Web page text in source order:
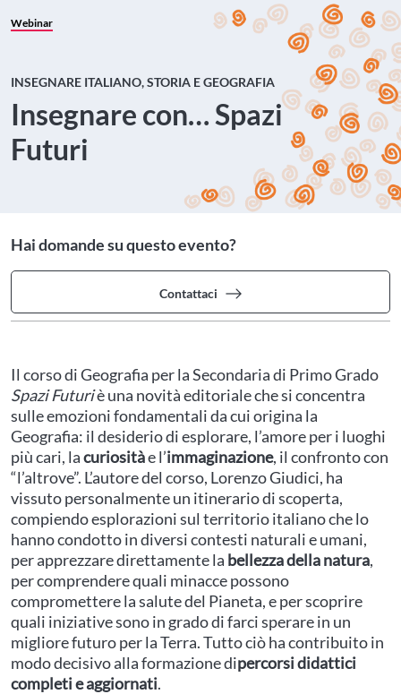
Webinar
INSEGNARE ITALIANO, STORIA E GEOGRAFIA
Insegnare con… Spazi
Futuri
Hai domande su questo evento?
Contattaci
Il corso di Geografia per la Secondaria di Primo Grado
Spazi Futuriè una novità editoriale che si concentra
sulle emozioni fondamentali da cui origina la
Geografia: il desiderio di esplorare, l’amore per i luoghi
più cari, lacuriositàe l’immaginazione, il confronto con
“l’altrove”. L’autore del corso, Lorenzo Giudici, ha
vissuto personalmente un itinerario di scoperta,
compiendo esplorazioni sul territorio italiano che lo
hanno condotto in diversi contesti naturali e umani,
per apprezzare direttamente la bellezza della natura,
per comprendere quali minacce possono
compromettere la salute del Pianeta, e per scoprire
quali iniziative sono in grado di farci sperare in un
migliore futuro per la Terra. Tutto ciò ha contribuito in
modo decisivo alla formazione dipercorsi didattici
completi e aggiornati.